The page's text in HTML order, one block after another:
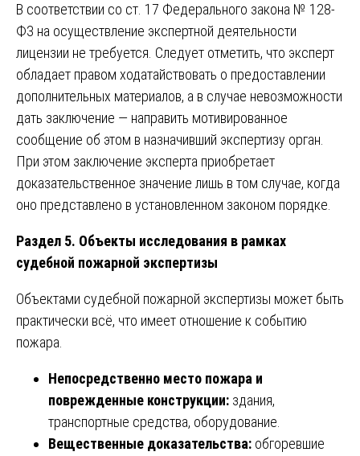
В соответствии со ст. 17 Федерального закона № 128-
ФЗ на осуществление экспертной деятельности
лицензии не требуется. Следует отметить, что эксперт
обладает правом ходатайствовать о предоставлении
дополнительных материалов, а в случае невозможности
дать заключение — направить мотивированное
сообщение об этом в назначивший экспертизу орган.
При этом заключение эксперта приобретает
доказательственное значение лишь в том случае, когда
оно представлено в установленном законом порядке.
Раздел 5. Объекты исследования в рамках
судебной пожарной экспертизы
Объектами судебной пожарной экспертизы может быть
практически всё, что имеет отношение к событию
пожара.
Непосредственно место пожара и
поврежденные конструкции: здания,
транспортные средства, оборудование.
Вещественные доказательства: обгоревшие